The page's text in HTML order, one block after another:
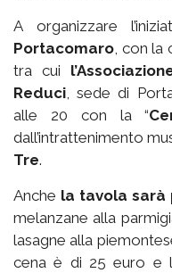
A organizzare
Portacomaro , con
tra cui
Reduci , sede di
alle 20 con la “
dall’intrattenimento
Tre.
Anche la tavola sarà
melanzane alla
lasagne alla
cena è di 25 euro e